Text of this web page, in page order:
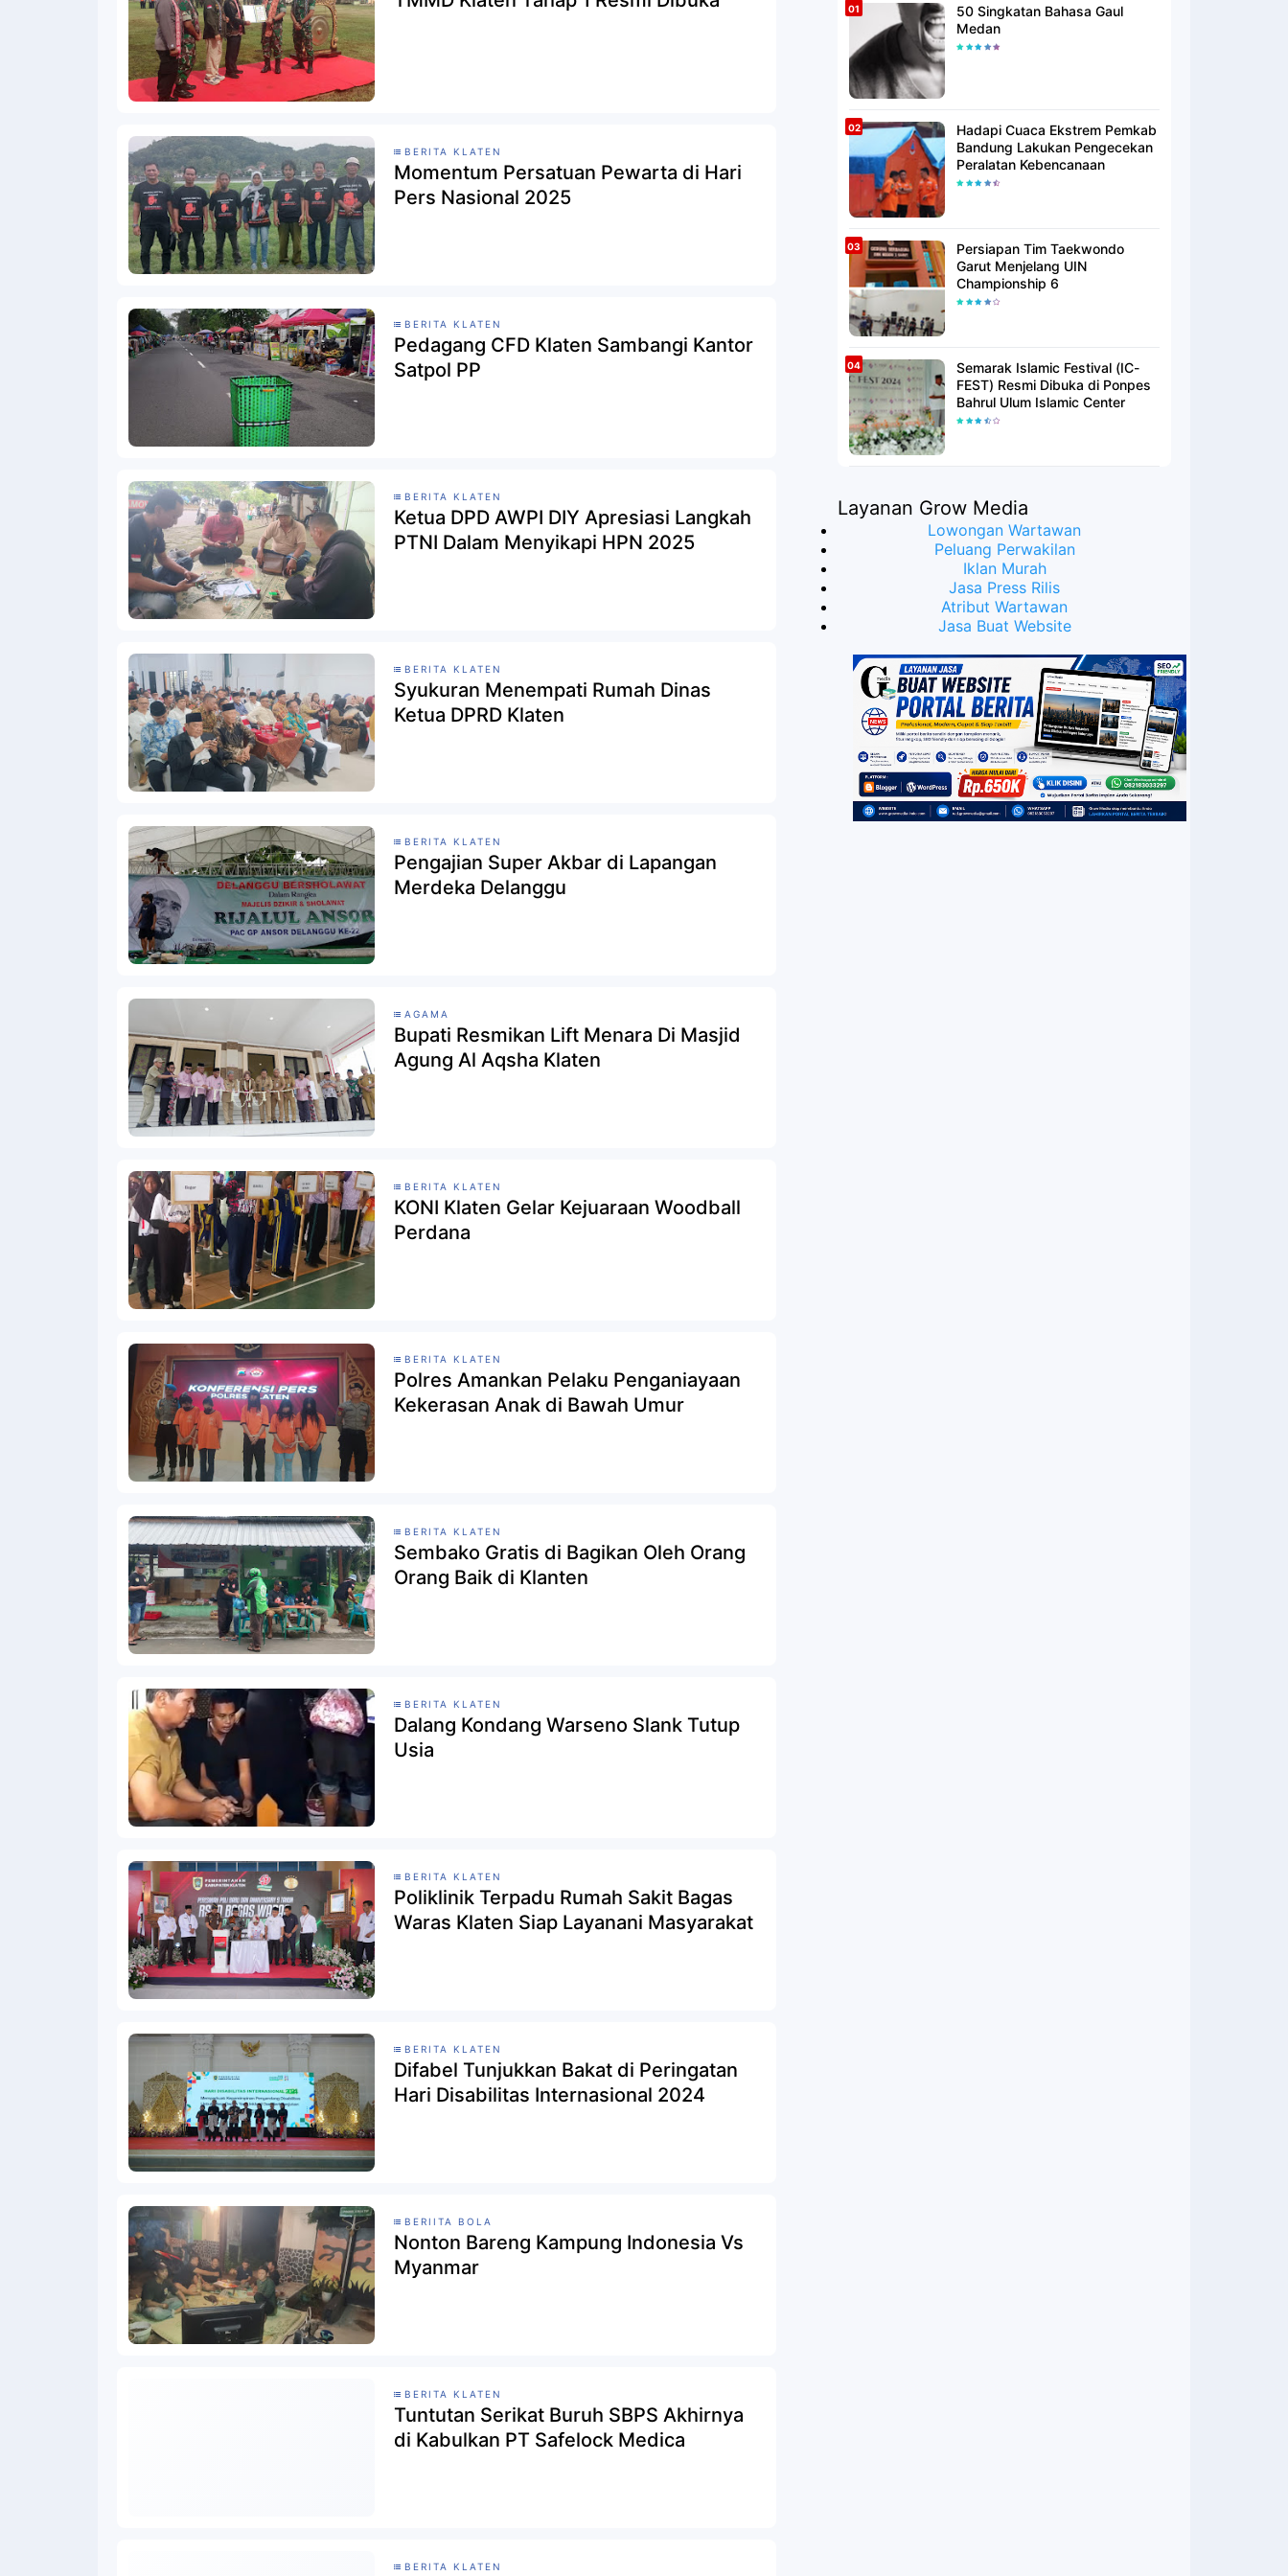
BERITA KLATEN
Momentum Persatuan Pewarta di Hari
Pers Nasional 2025
BERITA KLATEN
Pedagang CFD Klaten Sambangi Kantor
Satpol PP
BERITA KLATEN
Ketua DPD AWPI DIY Apresiasi Langkah
PTNI Dalam Menyikapi HPN 2025
BERITA KLATEN
Syukuran Menempati Rumah Dinas
Ketua DPRD Klaten
BERITA KLATEN
Pengajian Super Akbar di Lapangan
Merdeka Delanggu
AGAMA
Bupati Resmikan Lift Menara Di Masjid
Agung Al Aqsha Klaten
BERITA KLATEN
KONI Klaten Gelar Kejuaraan Woodball
Perdana
BERITA KLATEN
Polres Amankan Pelaku Penganiayaan
Kekerasan Anak di Bawah Umur
BERITA KLATEN
Sembako Gratis di Bagikan Oleh Orang
Orang Baik di Klanten
BERITA KLATEN
Dalang Kondang Warseno Slank Tutup
Usia
BERITA KLATEN
Poliklinik Terpadu Rumah Sakit Bagas
Waras Klaten Siap Layanani Masyarakat
BERITA KLATEN
Difabel Tunjukkan Bakat di Peringatan
Hari Disabilitas Internasional 2024
BERIITA BOLA
Nonton Bareng Kampung Indonesia Vs
Myanmar
BERITA KLATEN
Tuntutan Serikat Buruh SBPS Akhirnya
di Kabulkan PT Safelock Medica
BERITA KLATEN
50 Singkatan Bahasa Gaul
Medan
Hadapi Cuaca Ekstrem Pemkab
Bandung Lakukan Pengecekan
Peralatan Kebencanaan
Persiapan Tim Taekwondo
Garut Menjelang UIN
Championship 6
Semarak Islamic Festival (IC-
FEST) Resmi Dibuka di Ponpes
Bahrul Ulum Islamic Center
Layanan Grow Media
Lowongan Wartawan
Peluang Perwakilan
Iklan Murah
Jasa Press Rilis
Atribut Wartawan
Jasa Buat Website